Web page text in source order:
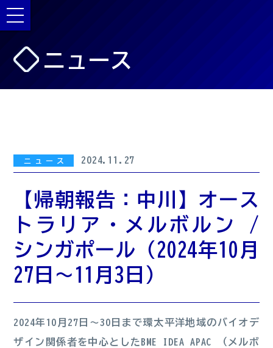
ニュース
ニュース 2024.11.27
【帰朝報告：中川】オース
トラリア・メルボルン /
シンガポール（2024年10月
27日～11月3日）
2024年10月27日～30日まで環太平洋地域のバイオデ
ザイン関係者を中心としたBME IDEA APAC （メルボ